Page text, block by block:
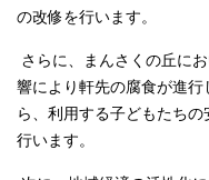
の改修を行います。
さらに、まんさくの丘に
響により軒先の腐食が進
ら、利用する子どもたち
行います。